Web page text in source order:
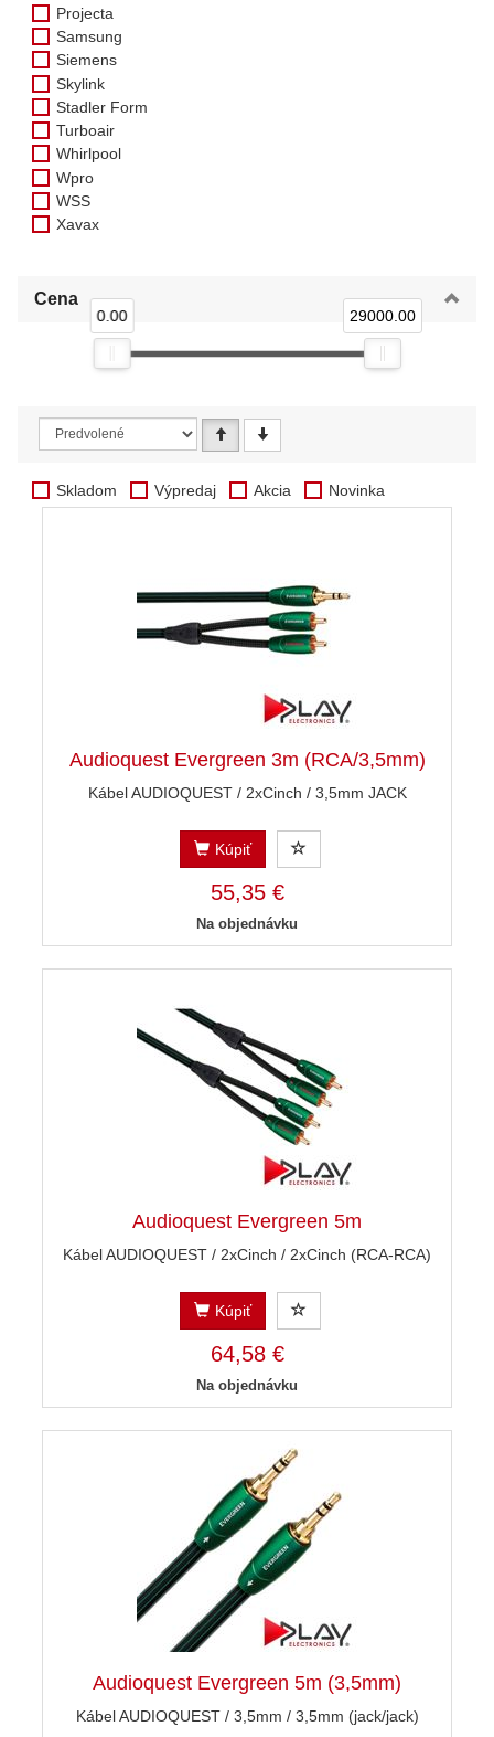
Projecta
Samsung
Siemens
Skylink
Stadler Form
Turboair
Whirlpool
Wpro
WSS
Xavax
Cena
0.00 29000.00
Skladom Výpredaj Akcia Novinka
Audioquest Evergreen 3m (RCA/3,5mm)
Kábel AUDIOQUEST / 2xCinch / 3,5mm JACK
Kúpiť
55,35 €
Na objednávku
Audioquest Evergreen 5m
Kábel AUDIOQUEST / 2xCinch / 2xCinch (RCA-RCA)
Kúpiť
64,58 €
Na objednávku
Audioquest Evergreen 5m (3,5mm)
Kábel AUDIOQUEST / 3,5mm / 3,5mm (jack/jack)